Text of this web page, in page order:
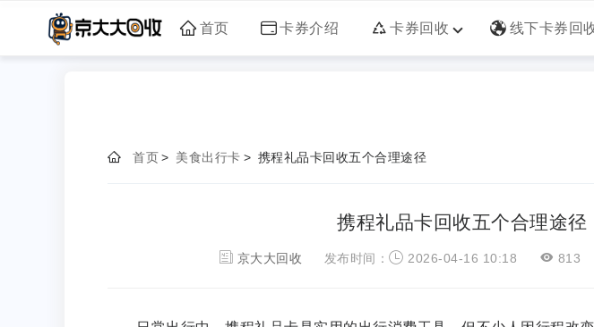
首页 卡券介绍 卡券回收 线下卡券回
首页> 美食出行卡 > 携程礼品卡回收五个合理途径
携程礼品卡回收五个合理途径
京大大回收 发布时间： 2026-04-16 10:18 813